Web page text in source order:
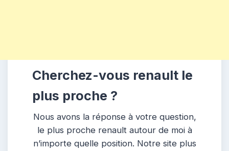
Cherchez-vous renault le
plus proche ?
Nous avons la réponse à votre question,
le plus proche renault autour de moi à
n’importe quelle position. Notre site plus